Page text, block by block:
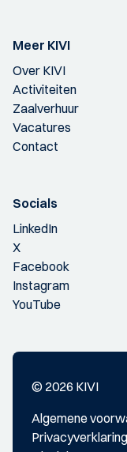
Meer KIVI
Over KIVI
Activiteiten
Zaalverhuur
Vacatures
Contact
Socials
LinkedIn
X
Facebook
Instagram
YouTube
© 2026 KIVI
Algemene
Privacyverklaring